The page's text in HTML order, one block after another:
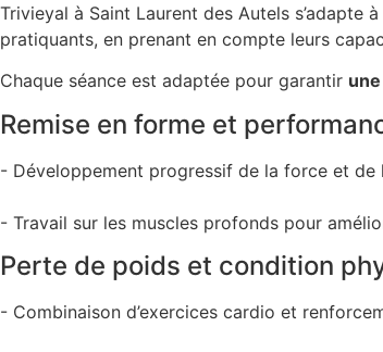
Trivieyal à Saint Laurent des Autels
pratiquants, en prenant en compte leurs
Chaque séance est adaptée pour garantir
Remise en forme et
- Développement progressif de la force et de
- Travail sur les muscles profonds pour
Perte de poids et condition
- Combinaison d’exercices cardio et